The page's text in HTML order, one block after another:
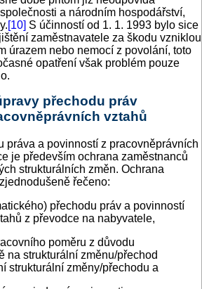
a národním hospodářství,
[10] S účinností od 1. 1. 1993 bylo sice
zaměstnavatele za škodu vzniklou
úrazem nebo nemocí z povolání, toto
opatření však problém pouze
přechodu práv
vztahů
práva a povinností z pracovněprávních
je především ochrana zaměstnanců
strukturálních změn. Ochrana
řečeno:
přechodu práv a povinností
z převodce na nabyvatele,
poměru z důvodu
na strukturální změnu/přechod
strukturální změny/přechodu a